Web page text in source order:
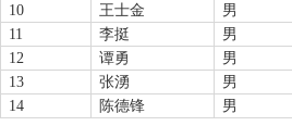
10
王士金 男
11
李挺 男
12
谭勇 男
13
张湧 男
14
陈德锋 男